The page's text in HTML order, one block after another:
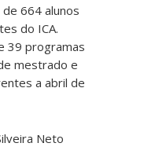
664 alunos
do ICA.
39 programas
mestrado e
a abril de
Neto